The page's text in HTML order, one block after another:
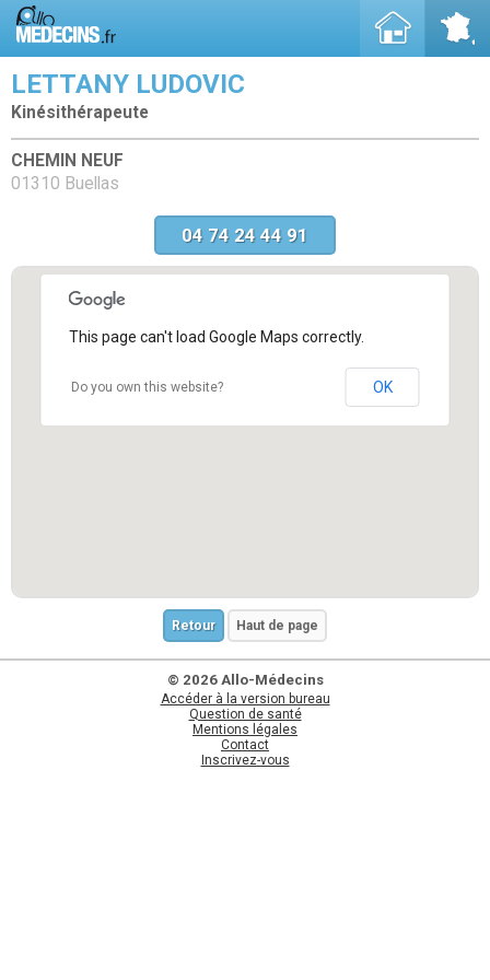
LETTANY LUDOVIC
Kinésithérapeute
CHEMIN NEUF
01310 Buellas
04 74 24 44 91
This page can't load Google Maps correctly.
Do you own this website? OK
Retour Haut de page
© 2026 Allo-Médecins
Accéder à la version bureau
Question de santé
Mentions légales
Contact
Inscrivez-vous